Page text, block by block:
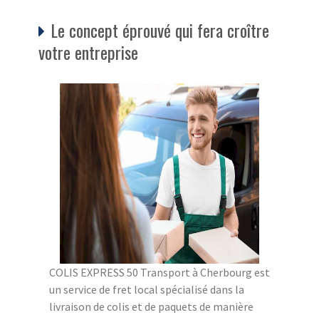
Le concept éprouvé qui fera croître
votre entreprise
COLIS EXPRESS 50 Transport à Cherbourg est
un service de fret local spécialisé dans la
livraison de colis et de paquets de manière